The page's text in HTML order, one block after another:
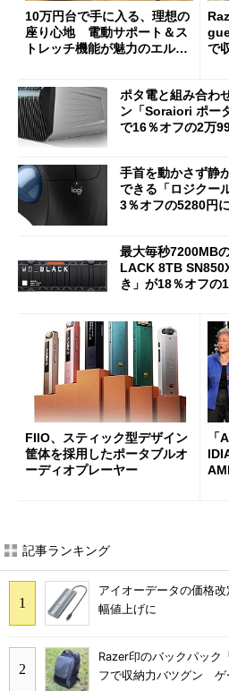
10万円台で手に入る、理想の
座り心地 電動サポート＆ス
トレッチ機能が魅力のエルゴ
で
ポタ電と組み合わ
ン「Soraiori ポー
で16％オフの2万
手首を動かさず静
できる「ロジクー
3％オフの5280円に
最大毎秒7200MB
LACK 8TB
き」が18％オフの
FIIO、スティック型デザイン
筐体を採用したポータブルオ
ーディオプレーヤー
「
記事ランキング
アイオーデータの価格
幅値上げに
Razer印のバックパック
フで収納力バツグン ゲ